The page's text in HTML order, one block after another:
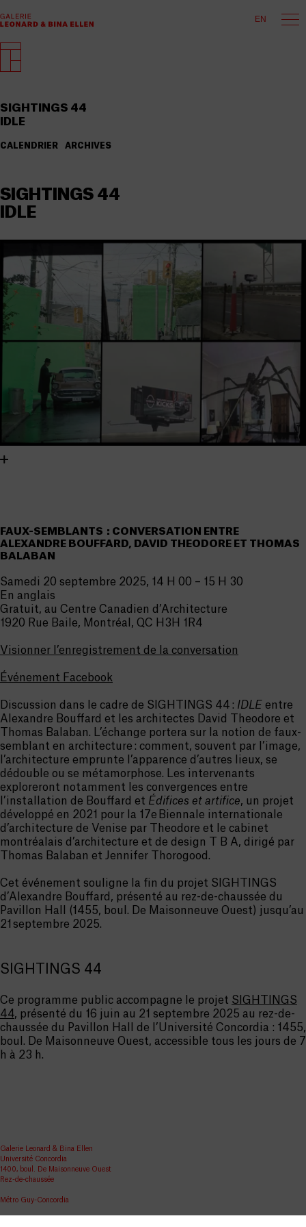
EN
SIGHTINGS 44
IDLE
CALENDRIER ARCHIVES
SIGHTINGS 44
IDLE
FAUX-SEMBLANTS : CONVERSATION ENTRE
ALEXANDRE BOUFFARD, DAVID THEODORE ET THOMAS
BALABAN
Samedi 20 septembre 2025, 14 H 00 – 15 H 30
En anglais
Gratuit, au Centre Canadien d’Architecture
1920 Rue Baile, Montréal, QC H3H 1R4
Visionner l’enregistrement de la conversation
Événement Facebook
Discussion dans le cadre de SIGHTINGS 44 : IDLE entre
Alexandre Bouffard et les architectes David Theodore et
Thomas Balaban. L’échange portera sur la notion de faux-
semblant en architecture : comment, souvent par l’image,
l’architecture emprunte l’apparence d’autres lieux, se
dédouble ou se métamorphose. Les intervenants
exploreront notamment les convergences entre
l’installation de Bouffard et Édifices et artifice, un projet
développé en 2021 pour la 17e Biennale internationale
d’architecture de Venise par Theodore et le cabinet
montréalais d’architecture et de design T B A, dirigé par
Thomas Balaban et Jennifer Thorogood.
Cet événement souligne la fin du projet SIGHTINGS
d’Alexandre Bouffard, présenté au rez-de-chaussée du
Pavillon Hall (1455, boul. De Maisonneuve Ouest) jusqu’au
21 septembre 2025.
SIGHTINGS 44
Ce programme public accompagne le projet SIGHTINGS
44, présenté du 16 juin au 21 septembre 2025 au rez-de-
chaussée du Pavillon Hall de l’Université Concordia : 1455,
boul. De Maisonneuve Ouest, accessible tous les jours de 7
h à 23 h.
Galerie Leonard & Bina Ellen
Université Concordia
1400, boul. De Maisonneuve Ouest
Rez-de-chaussée
Métro Guy-Concordia